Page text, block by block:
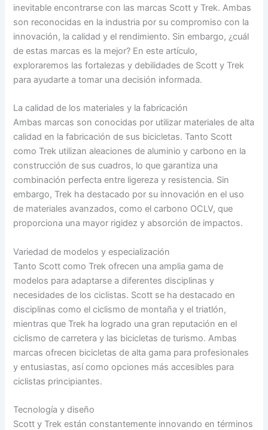
inevitable encontrarse con las marcas Scott y Trek. Ambas
son reconocidas en la industria por su compromiso con la
innovación, la calidad y el rendimiento. Sin embargo, ¿cuál
de estas marcas es la mejor? En este artículo,
exploraremos las fortalezas y debilidades de Scott y Trek
para ayudarte a tomar una decisión informada.
La calidad de los materiales y la fabricación
Ambas marcas son conocidas por utilizar materiales de alta
calidad en la fabricación de sus bicicletas. Tanto Scott
como Trek utilizan aleaciones de aluminio y carbono en la
construcción de sus cuadros, lo que garantiza una
combinación perfecta entre ligereza y resistencia. Sin
embargo, Trek ha destacado por su innovación en el uso
de materiales avanzados, como el carbono OCLV, que
proporciona una mayor rigidez y absorción de impactos.
Variedad de modelos y especialización
Tanto Scott como Trek ofrecen una amplia gama de
modelos para adaptarse a diferentes disciplinas y
necesidades de los ciclistas. Scott se ha destacado en
disciplinas como el ciclismo de montaña y el triatlón,
mientras que Trek ha logrado una gran reputación en el
ciclismo de carretera y las bicicletas de turismo. Ambas
marcas ofrecen bicicletas de alta gama para profesionales
y entusiastas, así como opciones más accesibles para
ciclistas principiantes.
Tecnología y diseño
Scott y Trek están constantemente innovando en términos